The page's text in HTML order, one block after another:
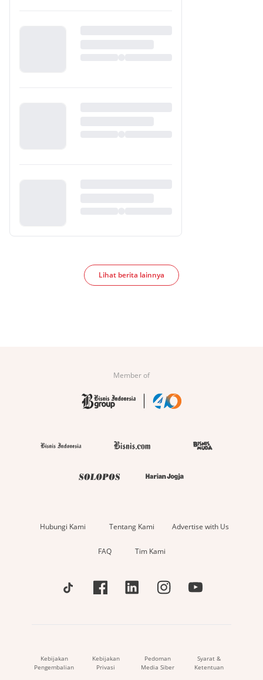
Lihat berita lainnya
Member of
Hubungi Kami Tentang Kami Advertise with Us
FAQ Tim Kami
Kebijakan
Pengembalian
Kebijakan
Privasi
Pedoman
Media Siber
Syarat &
Ketentuan